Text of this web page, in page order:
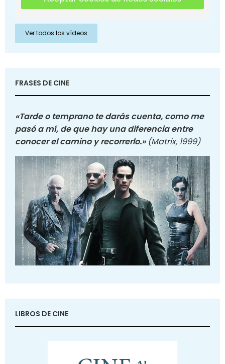
Ver todos los vídeos
FRASES DE CINE
«Tarde o temprano te darás cuenta, como me
pasó a mí, de que hay una diferencia entre
conocer el camino y recorrerlo.» (Matrix, 1999)
LIBROS DE CINE